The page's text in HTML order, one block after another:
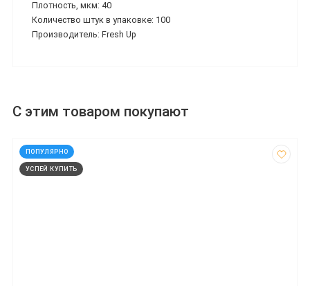
Плотность, мкм: 40
Количество штук в упаковке: 100
Производитель: Fresh Up
С этим товаром покупают
ПОПУЛЯРНО
УСПЕЙ КУПИТЬ
код: 60117